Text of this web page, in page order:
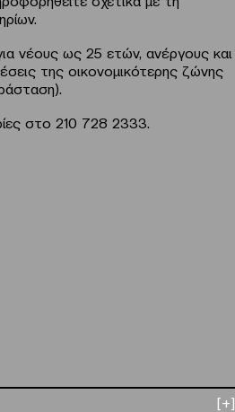
νέους ως 25 ετών, ανέργους και
της οικονομικότερης ζώνης
στο 210 728 2333.
[+]